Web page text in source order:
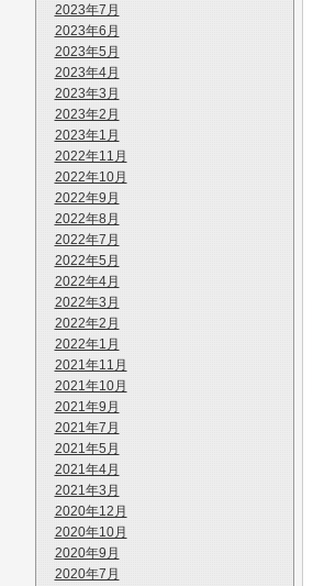
2023年7月
2023年6月
2023年5月
2023年4月
2023年3月
2023年2月
2023年1月
2022年11月
2022年10月
2022年9月
2022年8月
2022年7月
2022年5月
2022年4月
2022年3月
2022年2月
2022年1月
2021年11月
2021年10月
2021年9月
2021年7月
2021年5月
2021年4月
2021年3月
2020年12月
2020年10月
2020年9月
2020年7月